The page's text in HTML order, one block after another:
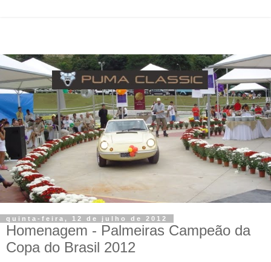
quinta-feira, 12 de julho de 2012
Homenagem - Palmeiras Campeão da
Copa do Brasil 2012